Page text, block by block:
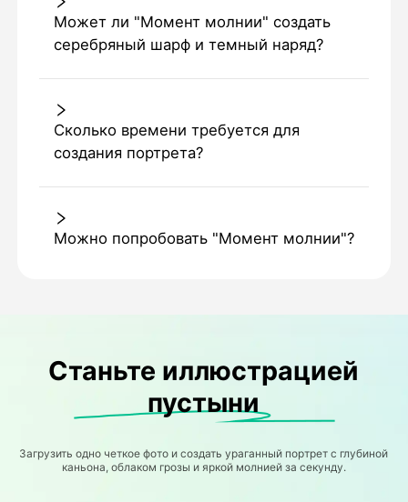
Может ли "Момент молнии" создать
серебряный шарф и темный наряд?
Сколько времени требуется для
создания портрета?
Можно попробовать "Момент молнии"?
Станьте иллюстрацией
пустыни
Загрузить одно четкое фото и создать ураганный портрет с глубиной
каньона, облаком грозы и яркой молнией за секунду.